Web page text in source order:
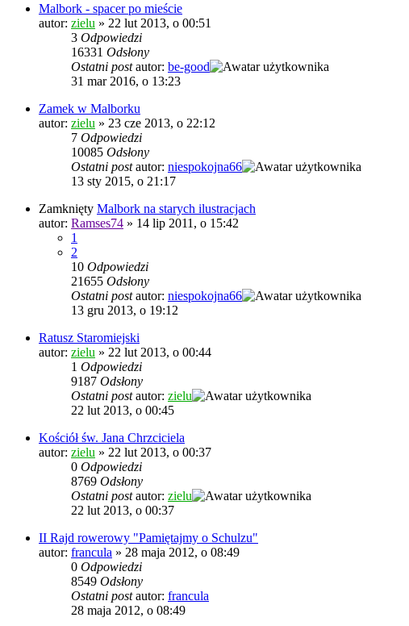
Malbork - spacer po mieście
autor: zielu » 22 lut 2013, o 00:51
3 Odpowiedzi
16331 Odsłony
Ostatni postautor: be-good
31 mar 2016, o 13:23
Zamek w Malborku
autor: zielu » 23 cze 2013, o 22:12
7 Odpowiedzi
10085 Odsłony
Ostatni postautor: niespokojna66
13 sty 2015, o 21:17
Zamknięty Malbork na starych ilustracjach
autor: Ramses74 » 14 lip 2011, o 15:42
1
2
10 Odpowiedzi
21655 Odsłony
Ostatni postautor: niespokojna66
13 gru 2013, o 19:12
Ratusz Staromiejski
autor: zielu » 22 lut 2013, o 00:44
1 Odpowiedzi
9187 Odsłony
Ostatni postautor: zielu
22 lut 2013, o 00:45
Kościół św. Jana Chrzciciela
autor: zielu » 22 lut 2013, o 00:37
0 Odpowiedzi
8769 Odsłony
Ostatni postautor: zielu
22 lut 2013, o 00:37
II Rajd rowerowy "Pamiętajmy o Schulzu"
autor: francula » 28 maja 2012, o 08:49
0 Odpowiedzi
8549 Odsłony
Ostatni postautor: francula
28 maja 2012, o 08:49